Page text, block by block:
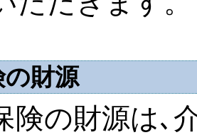
財源
の財源は､